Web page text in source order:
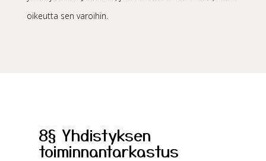
oikeutta sen varoihin.
8§ Yhdistyksen
toiminnantarkastus